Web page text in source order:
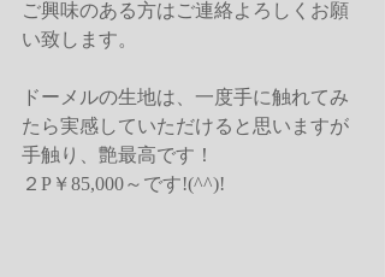
ご興味のある方はご連絡よろしくお願
い致します。
ドーメルの生地は、一度手に触れてみ
たら実感していただけると思いますが
手触り、艶最高です！
２P￥85,000～です!(^^)!